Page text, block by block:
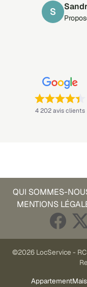
S
Note : 4,4 sur 5 —
4 202 avis clients
QUI SOMMES-
MENTIONS
©2026 LocService -
Appartement